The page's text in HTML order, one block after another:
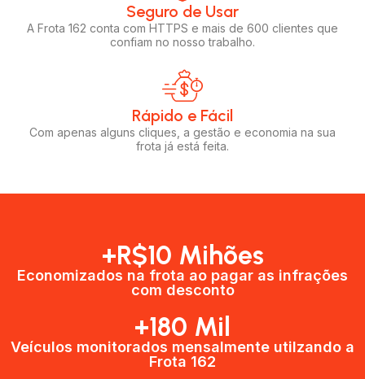
Seguro de Usar​
A Frota 162 conta com HTTPS e mais de 600 clientes que
confiam no nosso trabalho.
Rápido e Fácil​
Com apenas alguns cliques, a gestão e economia na sua
frota já está feita.
+R$10 Mihões
Economizados na frota ao pagar as infrações
com desconto
+180 Mil
Veículos monitorados mensalmente utilzando a
Frota 162